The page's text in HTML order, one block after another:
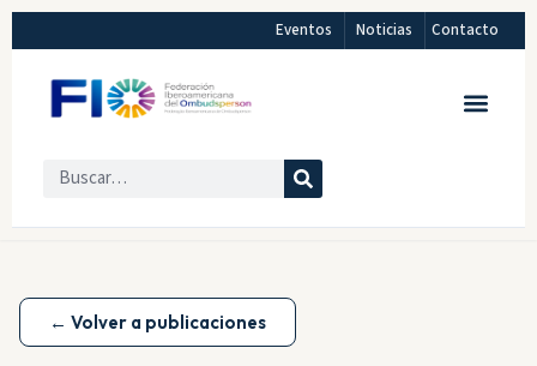
Eventos Noticias Contacto
← Volver a publicaciones